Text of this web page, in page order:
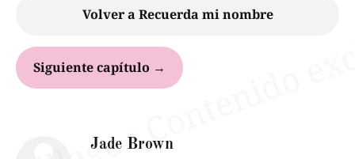
Volver a Recuerda mi nombre
Siguiente capítulo →
Jade Brown